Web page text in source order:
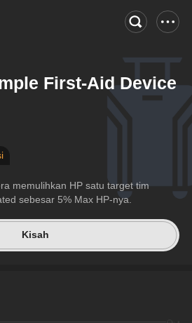
First-Aid Device
memulihkan HP satu target tim
sebesar 5% Max HP-nya.
Kisah